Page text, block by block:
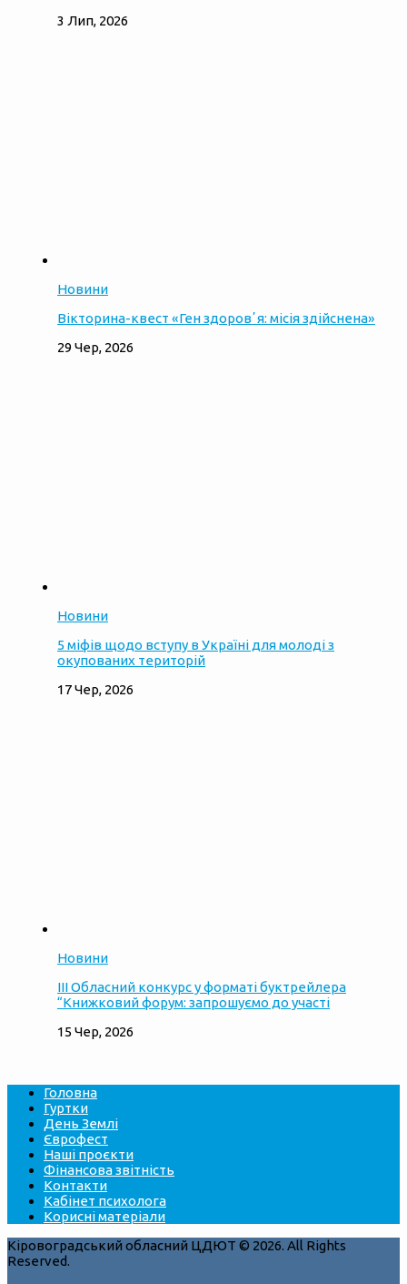
3 Лип, 2026
Новини
Вікторина-квест «Ген здоровʼя: місія здійснена»
29 Чер, 2026
Новини
5 міфів щодо вступу в Україні для молоді з
окупованих територій
17 Чер, 2026
Новини
ІІІ Обласний конкурс у форматі буктрейлера
“Книжковий форум: запрошуємо до участі
15 Чер, 2026
Головна
Гуртки
День Землі
Єврофест
Наші проєкти
Фінансова звітність
Контакти
Кабінет психолога
Корисні матеріали
Кіровоградський обласний ЦДЮТ © 2026. All Rights
Reserved.